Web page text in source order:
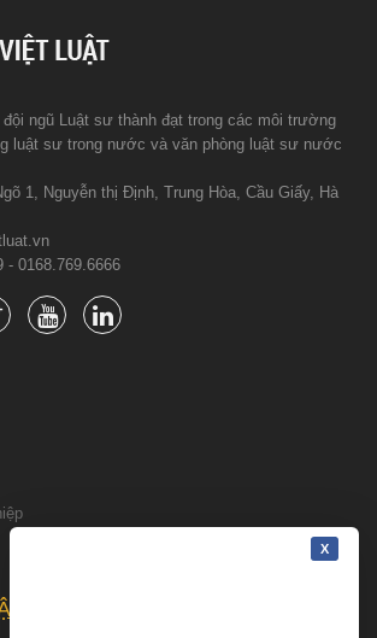
ngũ Luật sư thành đạt trong các môi trường
luật sư trong nước và văn phòng luật sư nước
1, Nguyễn thị Định, Trung Hòa, Cầu Giấy, Hà
- 0168.769.6666
TIN